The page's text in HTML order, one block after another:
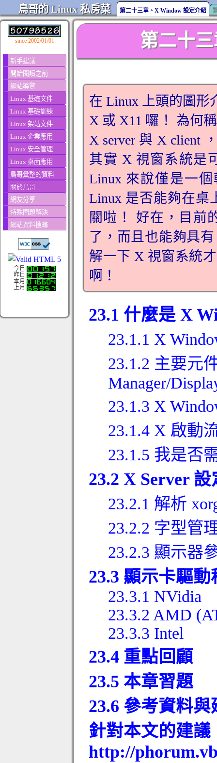
鳥哥的 Linux 私房菜 第二十三章、X Window 設定介紹
since 2002/01/01
新手建議
開始閱讀之前
網站導覽
Linux 基礎文件
Linux 基礎訓練
Linux 架站文件
Linux 企業應用
Linux 安全管理
Linux 桌面應用
鳥哥彙整的資料
關於鳥哥
網友分享
特殊問題解決
網站資料搜尋
今日
昨日
本月
上月
第二十
在 Linux 上頭的圖形
X 或 X11 囉！ 為何
X server 與 X client
其實 X 視窗系統是
Linux 來說僅是一
Linux 是否能夠在桌
關啦！ 好在，目前
了，而且也能夠具
解一下 X 視窗系統
啊！
23.1 什麼是 X
23.1.1 X
23.1.2 主要元
Manager/
23.1.3 X
23.1.4 X 啟動
23.1.5 我是否
23.2 X Server
23.2.1 解析
23.2.2 字型管
23.2.3 顯示器
23.3 顯示卡驅
23.3.1 NVidia
23.3.2 AMD
23.3.3 Intel
23.4 重點回顧
23.5 本章習題
23.6 參考資料
針對本文的建議
http://